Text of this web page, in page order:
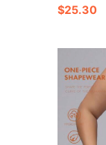
$25.30